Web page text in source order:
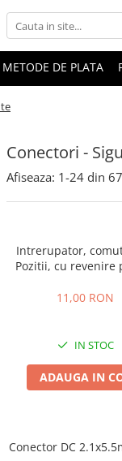
METODE DE PLATA
Conectori -
Afiseaza: 1-24 din 67
Intrerupator,
Pozitii, cu revenire
11,00 RON
IN STOC
ADAUGA IN
Conector DC